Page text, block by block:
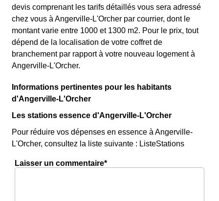
devis comprenant les tarifs détaillés vous sera adressé
chez vous à Angerville-L'Orcher par courrier, dont le
montant varie entre 1000 et 1300 m2. Pour le prix, tout
dépend de la localisation de votre coffret de
branchement par rapport à votre nouveau logement à
Angerville-L'Orcher.
Informations pertinentes pour les habitants
d'Angerville-L'Orcher
Les stations essence d'Angerville-L'Orcher
Pour réduire vos dépenses en essence à Angerville-
L'Orcher, consultez la liste suivante : ListeStations
Laisser un commentaire*